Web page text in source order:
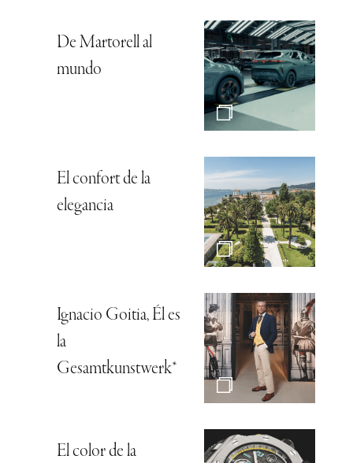
De Martorell al
mundo
El confort de la
elegancia
Ignacio Goitia, Él es
la
Gesamtkunstwerk*
El color de la